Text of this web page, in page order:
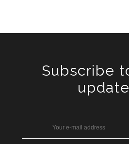
Subscribe